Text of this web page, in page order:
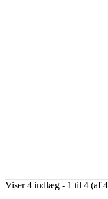
Viser 4 indlæg - 1 til 4 (af